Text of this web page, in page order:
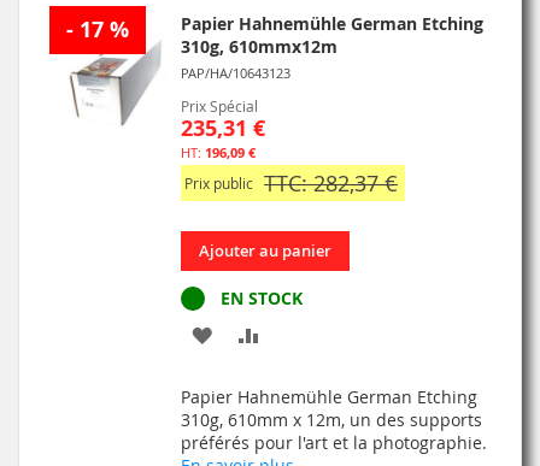
- 17 %
Papier Hahnemühle German Etching
310g, 610mmx12m
PAP/HA/10643123
Prix Spécial
235,31 €
196,09 €
Prix public TTC: 282,37 €
Ajouter au panier
EN STOCK
AJOUTER
MA
LISTE
COMPARATEUR
Papier Hahnemühle German Etching
310g, 610mm x 12m, un des supports
préférés pour l'art et la photographie.